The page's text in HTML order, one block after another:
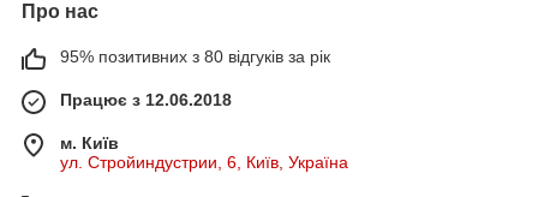
Про нас
95% позитивних з 80 відгуків за рік
Працює з 12.06.2018
м. Київ
ул. Стройиндустрии, 6, Київ, Україна